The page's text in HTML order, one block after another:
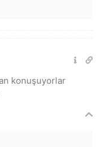
konuşuyorlar